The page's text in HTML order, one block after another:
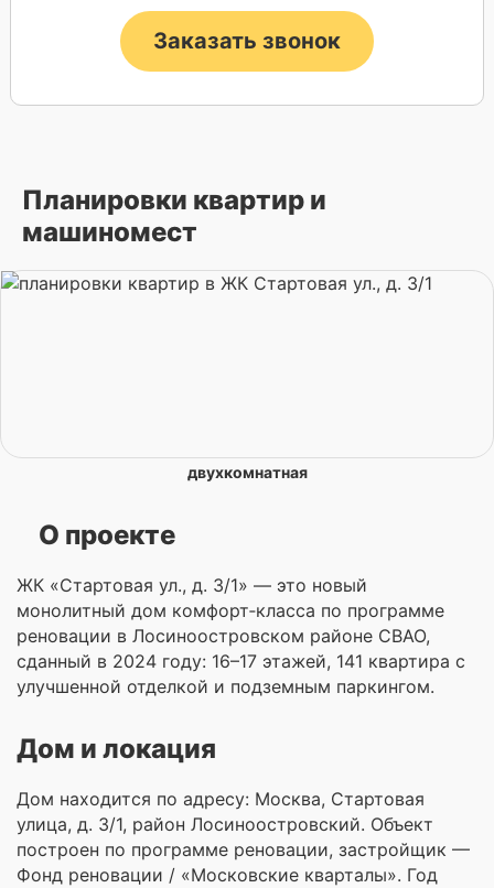
Заказать звонок
Планировки квартир и
машиномест
двухкомнатная
О проекте
ЖК «Стартовая ул., д. 3/1» — это новый
монолитный дом комфорт‑класса по программе
реновации в Лосиноостровском районе СВАО,
сданный в 2024 году: 16–17 этажей, 141 квартира с
улучшенной отделкой и подземным паркингом.
Дом и локация
Дом находится по адресу: Москва, Стартовая
улица, д. 3/1, район Лосиноостровский. Объект
построен по программе реновации, застройщик —
Фонд реновации / «Московские кварталы». Год